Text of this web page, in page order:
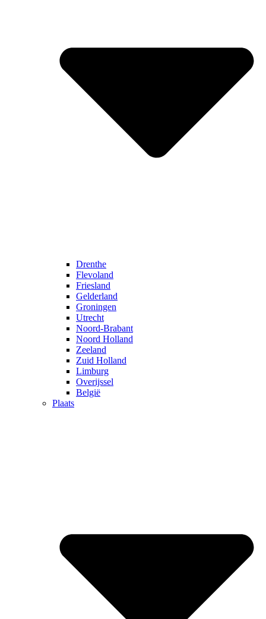
Drenthe
Flevoland
Friesland
Gelderland
Groningen
Utrecht
Noord-Brabant
Noord Holland
Zeeland
Zuid Holland
Limburg
Overijssel
België
Plaats